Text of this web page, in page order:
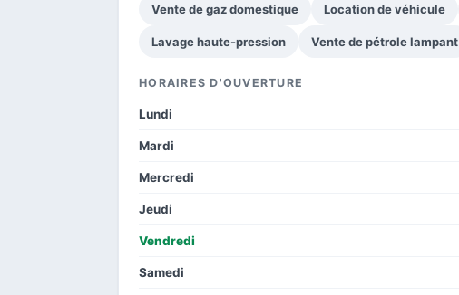
Vente de gaz domestique Location de véhicule
Lavage haute-pression Vente de pétrole lampant
HORAIRES D'OUVERTURE
Lundi
Mardi
Mercredi
Jeudi
Vendredi
Samedi